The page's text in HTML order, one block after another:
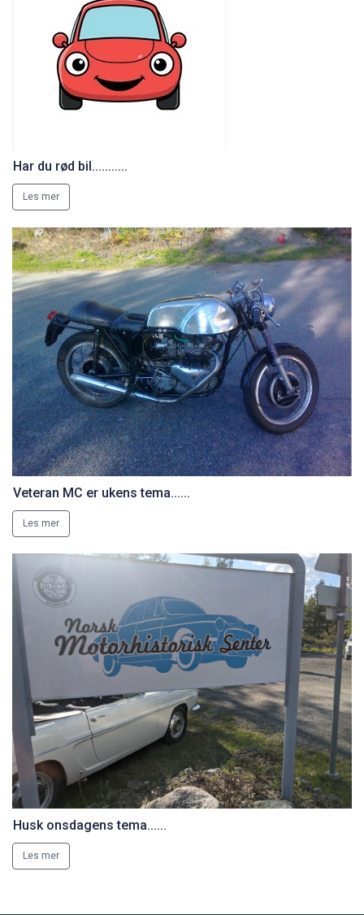
Har du rød bil...........
Les mer
Veteran MC er ukens tema......
Les mer
Husk onsdagens tema......
Les mer